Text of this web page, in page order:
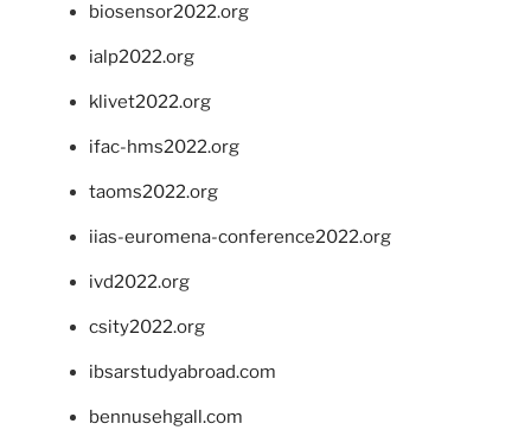
biosensor2022.org
ialp2022.org
klivet2022.org
ifac-hms2022.org
taoms2022.org
iias-euromena-conference2022.org
ivd2022.org
csity2022.org
ibsarstudyabroad.com
bennusehgall.com